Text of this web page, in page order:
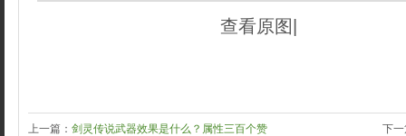
查看原图|
上一篇： 剑灵传说武器效果是什么？属性三百个赞 下